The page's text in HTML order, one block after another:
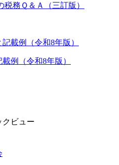
務Ｑ＆Ａ（三訂版）
例（令和8年版）